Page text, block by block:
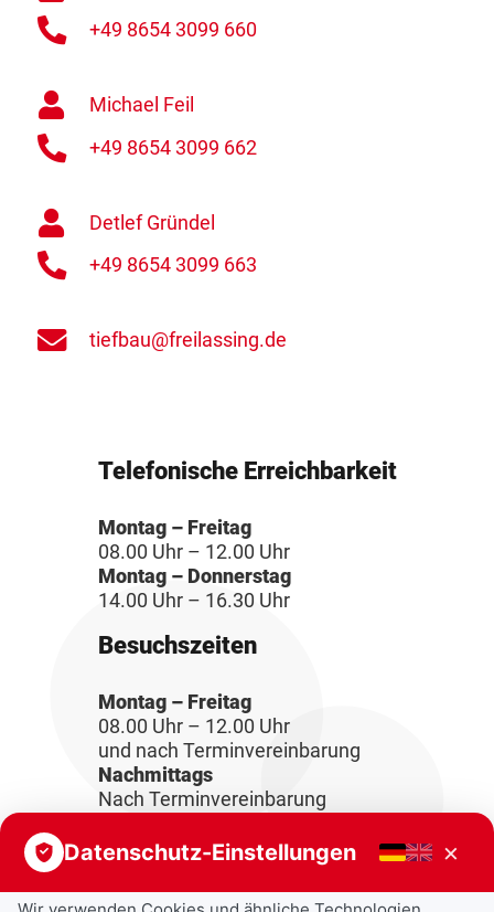
+49 8654 3099 660
Michael Feil
+49 8654 3099 662
Detlef Gründel
+49 8654 3099 663
tiefbau@freilassing.de
Telefonische Erreichbarkeit
Montag – Freitag
08.00 Uhr – 12.00 Uhr
Montag – Donnerstag
14.00 Uhr – 16.30 Uhr
Besuchszeiten
Montag – Freitag
08.00 Uhr – 12.00 Uhr
und nach Terminvereinbarung
Nachmittags
Nach Terminvereinbarung
Datenschutz-Einstellungen ×